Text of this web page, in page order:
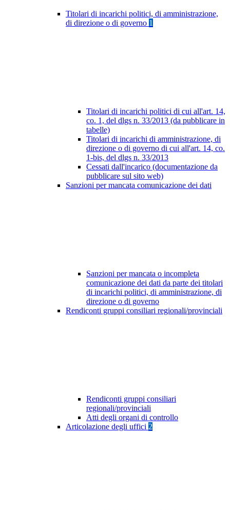
Titolari di incarichi politici, di amministrazione,
di direzione o di governo 1
Titolari di incarichi politici di cui all'art. 14,
co. 1, del dlgs n. 33/2013 (da pubblicare in
tabelle)
Titolari di incarichi di amministrazione, di
direzione o di governo di cui all'art. 14, co.
1-bis, del dlgs n. 33/2013
Cessati dall'incarico (documentazione da
pubblicare sul sito web)
Sanzioni per mancata comunicazione dei dati
Sanzioni per mancata o incompleta
comunicazione dei dati da parte dei titolari
di incarichi politici, di amministrazione, di
direzione o di governo
Rendiconti gruppi consiliari regionali/provinciali
Rendiconti gruppi consiliari
regionali/provinciali
Atti degli organi di controllo
Articolazione degli uffici 2